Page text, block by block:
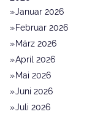
Januar 2026
Februar 2026
März 2026
April 2026
Mai 2026
Juni 2026
Juli 2026